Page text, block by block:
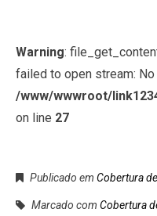
Warning:
failed to open stream:
/www/wwwroot/
on line 27
Publicado em Cobertura
Marcado com Cobertura